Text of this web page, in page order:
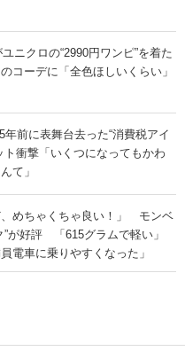
ニクロの“2990円ワンピ”を着た
ーデに「全色ほしいくらい」
年前に表舞台去った“消費税アイ
衝撃「いくつになってもかわ
て」
、めちゃくちゃ良い！」 モンベ
”が好評 「615グラムで軽い」
電車に乗りやすくなった」